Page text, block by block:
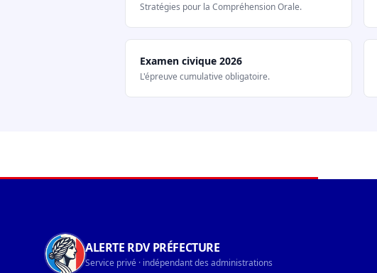
Stratégies pour la Compréhension Orale.
Examen civique 2026
L'épreuve cumulative obligatoire.
ALERTE RDV PRÉFECTURE
Service privé · indépendant des administrations